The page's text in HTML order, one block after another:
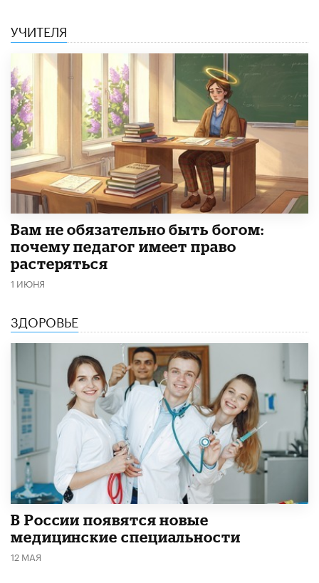
УЧИТЕЛЯ
​Вам не обязательно быть богом:
почему педагог имеет право
растеряться
1 ИЮНЯ
ЗДОРОВЬЕ
В России появятся новые
медицинские специальности
12 МАЯ